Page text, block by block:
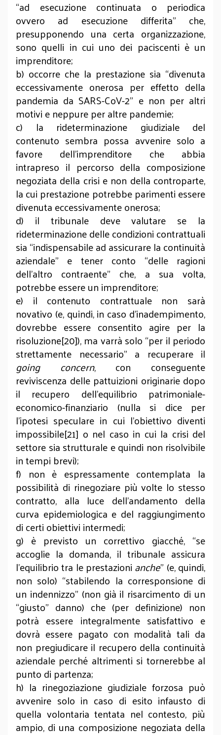
“ad esecuzione continuata o periodica
ovvero ad esecuzione differita” che,
presupponendo una certa organizzazione,
sono quelli in cui uno dei paciscenti è un
imprenditore;
b) occorre che la prestazione sia “divenuta
eccessivamente onerosa per effetto della
pandemia da SARS-CoV-2” e non per altri
motivi e neppure per altre pandemie;
c) la rideterminazione giudiziale del
contenuto sembra possa avvenire solo a
favore dell’imprenditore che abbia
intrapreso il percorso della composizione
negoziata della crisi e non della controparte,
la cui prestazione potrebbe parimenti essere
divenuta eccessivamente onerosa;
d) il tribunale deve valutare se la
rideterminazione delle condizioni contrattuali
sia “indispensabile ad assicurare la continuità
aziendale” e tener conto “delle ragioni
dell’altro contraente” che, a sua volta,
potrebbe essere un imprenditore;
e) il contenuto contrattuale non sarà
novativo (e, quindi, in caso d’inadempimento,
dovrebbe essere consentito agire per la
risoluzione[20]), ma varrà solo “per il periodo
strettamente necessario” a recuperare il
going concern, con conseguente
reviviscenza delle pattuizioni originarie dopo
il recupero dell’equilibrio patrimoniale-
economico-finanziario (nulla si dice per
l’ipotesi speculare in cui l’obiettivo diventi
impossibile[21] o nel caso in cui la crisi del
settore sia strutturale e quindi non risolvibile
in tempi brevi);
f) non è espressamente contemplata la
possibilità di rinegoziare più volte lo stesso
contratto, alla luce dell’andamento della
curva epidemiologica e del raggiungimento
di certi obiettivi intermedi;
g) è previsto un correttivo giacché, “se
accoglie la domanda, il tribunale assicura
l’equilibrio tra le prestazionianche” (e, quindi,
non solo) “stabilendo la corresponsione di
un indennizzo” (non già il risarcimento di un
“giusto” danno) che (per definizione) non
potrà essere integralmente satisfattivo e
dovrà essere pagato con modalità tali da
non pregiudicare il recupero della continuità
aziendale perché altrimenti si tornerebbe al
punto di partenza;
h) la rinegoziazione giudiziale forzosa può
avvenire solo in caso di esito infausto di
quella volontaria tentata nel contesto, più
ampio, di una composizione negoziata della